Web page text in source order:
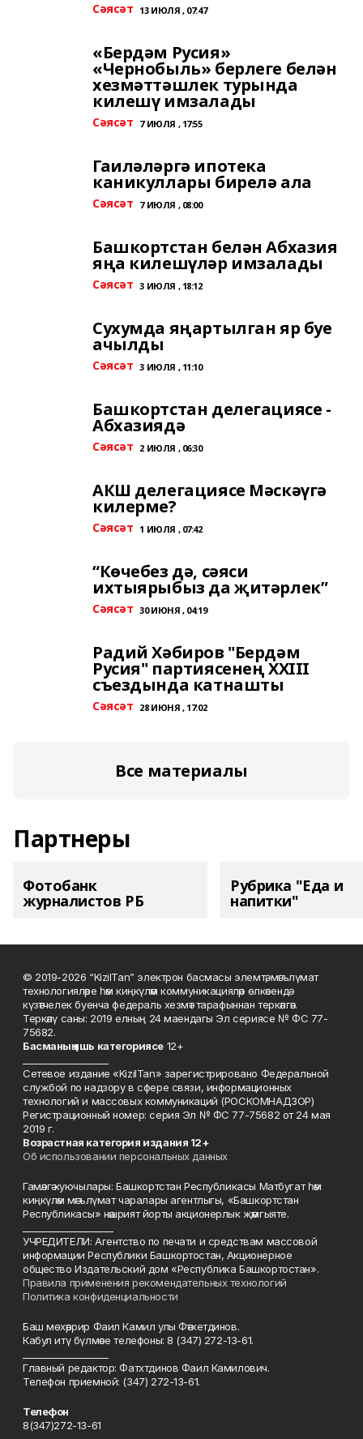
Сәясәт 13 ИЮЛЯ , 07:47
«Бердәм Русия»
«Чернобыль» берлеге белән
хезмәттәшлек турында
килешү имзалады
Сәясәт 7 ИЮЛЯ , 17:55
Гаиләләргә ипотека
каникуллары бирелә ала
Сәясәт 7 ИЮЛЯ , 08:00
Башкортстан белән Абхазия
яңа килешүләр имзалады
Сәясәт 3 ИЮЛЯ , 18:12
Сухумда яңартылган яр буе
ачылды
Сәясәт 3 ИЮЛЯ , 11:10
Башкортстан делегациясе -
Абхазиядә
Сәясәт 2 ИЮЛЯ , 06:30
АКШ делегациясе Мәскәүгә
килерме?
Сәясәт 1 ИЮЛЯ , 07:42
“Көчебез дә, сәяси
ихтыярыбыз да җитәрлек”
Сәясәт 30 ИЮНЯ , 04:19
Радий Хәбиров "Бердәм
Русия" партиясенең XXIII
съездында катнашты
Сәясәт 28 ИЮНЯ , 17:02
Все материалы
Партнеры
Фотобанк
журналистов РБ
Рубрика "Еда и
напитки"
© 2019-2026 “KizilTan” электрон басмасы элемтә, мәгълүмат
технологияләре һәм киңкүләм коммуникацияләр өлкәсендә
күзәтчелек буенча федераль хезмәт тарафыннан теркәлгән.
Теркәлү саны: 2019 елның 24 маендагы Эл сериясе № ФС 77-
75682.
Басманың яшь категориясе12+
Сетевое издание «KizilTan» зарегистрировано Федеральной
службой по надзору в сфере связи, информационных
технологий и массовых коммуникаций (РОСКОМНАДЗОР)
Регистрационный номер: серия Эл № ФС 77-75682 от 24 мая
2019 г.
Возрастная категория издания 12+
Об использовании персональных данных
Гамәлгә куючылары: Башкортстан Республикасы Матбугат һәм
киңкүләм мәгълүмат чаралары агентлыгы, «Башкортстан
Республикасы» нәшрият йорты акционерлык җәмгыяте.
УЧРЕДИТЕЛИ: Агентство по печати и средствам массовой
информации Республики Башкортостан, Акционерное
общество Издательский дом «Республика Башкортостан».
Правила применения рекомендательных технологий
Политика конфиденциальности
Баш мөхәррир Фаил Камил улы Фәтхетдинов.
Кабул итү бүлмәсе телефоны: 8 (347) 272-13-61.
Главный редактор: Фатхтдинов Фаил Камилович.
Телефон приемной: (347) 272-13-61.
Телефон
8(347)272-13-61